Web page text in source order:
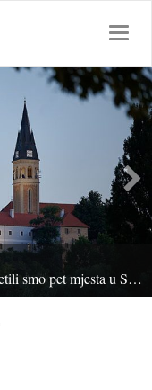
T
g
g
l
n
a
v
i
g
t Strani turisti otkrivaju istok Hrvatske. Posjetili smo pet mjesta u Srijemu i napravili razglednice